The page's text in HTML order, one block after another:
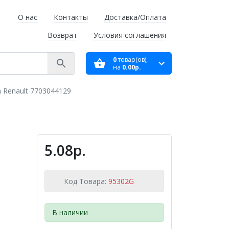
О нас Контакты
Доставка/Оплата
Возврат
Условия соглашения
0товар(ов),
на 0.00р.
Renault 7703044129
5.08р.
Код Товара: 95302G
В наличии